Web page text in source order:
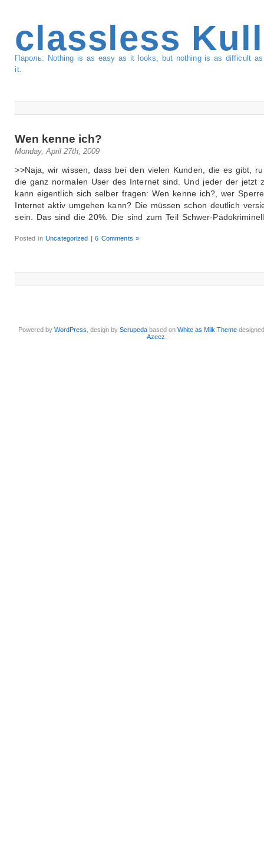
classless
Пароль: Nothing is as easy as it looks, but nothing is as difficult
it.
Wen kenne ich?
Monday, April 27th, 2009
>>Naja, wir wissen, dass bei den vielen Kunden, die es gibt,
die ganz normalen User des Internet sind. Und jeder der jetzt
kann eigentlich sich selber fragen: Wen kenne ich?, wer
Internet aktiv umgehen kann? Die müssen schon deutlich
sein. Das sind die 20%. Die sind zum Teil Schwer-
Posted inUncategorized | 6 Comments »
Powered byWordPress , design byScrupeda based onWhite as Milk Theme
Azeez